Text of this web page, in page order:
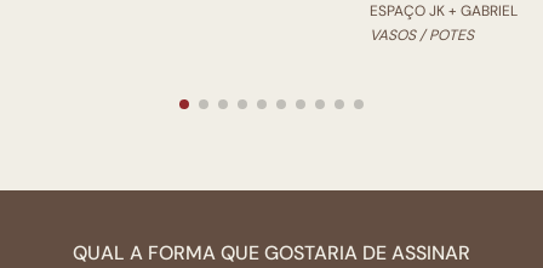
ESPAÇO JK + GABRIEL
VASOS / POTES
QUAL A FORMA QUE GOSTARIA DE ASSINAR